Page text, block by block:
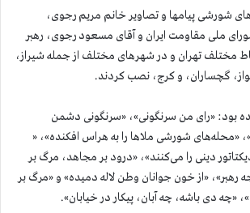
شورشی پیامها و تصاویر خانم مریم رجوی،
ملی مقاومت ایران و آقای مسعود رجوی، رهبر
مختلف تهران و در شهرهای مختلف از جمله شیراز،
گچساران، و کرج، نصب کردند.
بود: «رای من سرنگونی»، «سرنگونی دشمن
شورشی ملاها را به هراس افکنده»، «
دینی را می‌کنند»، «درود بر مجاهد، مرگ بر
رهبر»، «از خون جوانان وطن لاله دمیده» و «مرگ بر
«چه دی باشه، چه آبان، پیکار در خیابان».